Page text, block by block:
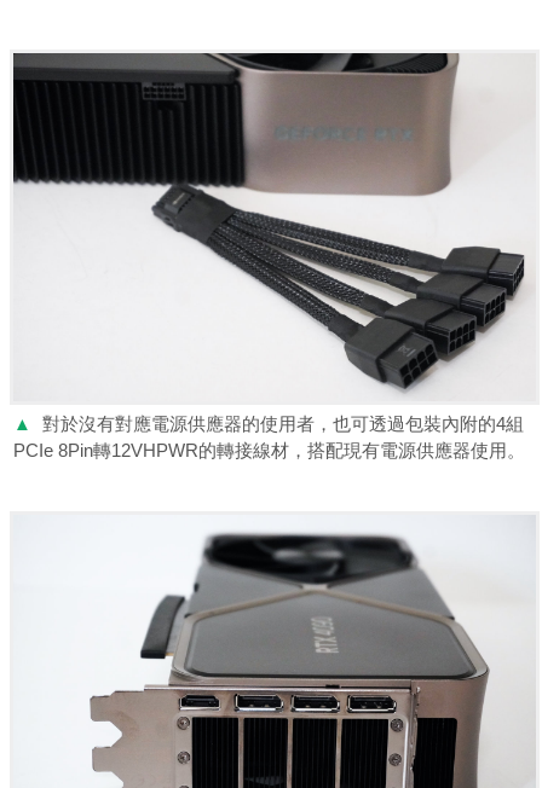
▲
對於沒有對應電源供應器的使用者，也可透過包裝內附的4組
PCIe 8Pin轉12VHPWR的轉接線材，搭配現有電源供應器使用。